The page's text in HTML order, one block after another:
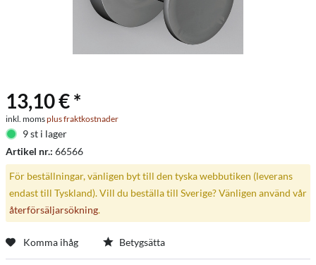
13,10 € *
inkl. momsplus fraktkostnader
9 st i lager
Artikel nr.: 66566
För beställningar, vänligen byt till den tyska webbutiken (leverans
endast till Tyskland). Vill du beställa till Sverige? Vänligen använd vår
återförsäljarsökning.
Komma ihåg Betygsätta